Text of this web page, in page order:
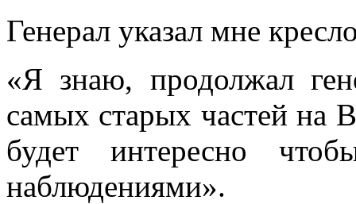
Генерал указал мне
«Я знаю, продолжал
самых старых частей на
будет интересно
наблюдениями».